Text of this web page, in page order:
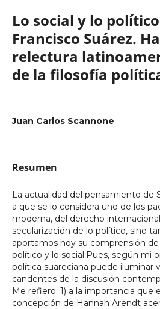
Lo social y lo
Francisco Suárez.
relectura
de la filosofía
Juan Carlos Scannone
Resumen
La actualidad del pensamiento de
a que se lo considera uno de los
moderna, del derecho
secularización de lo político, sino
aportamos hoy su comprensión
político y lo social.Pues, según mi
política suareciana puede iluminar
candentes de la discusión
Me refiero: 1) a la importancia que
concepción de Hannah Arendt